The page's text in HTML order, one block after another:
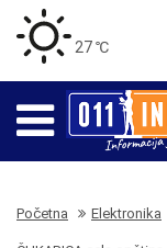
27 ℃
Početna Elektronika